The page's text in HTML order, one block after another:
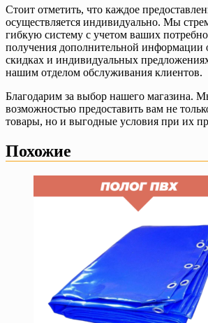
Стоит отметить, что каждое
осуществляется индивидуально. Мы
гибкую систему с учетом ваших
получения дополнительной информации
скидках и индивидуальных
нашим отделом обслуживания клиентов.
Благодарим за выбор нашего магазина.
возможностью предоставить вам не
товары, но и выгодные условия при их
Похожие